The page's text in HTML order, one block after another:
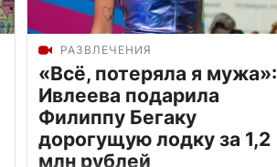
РАЗВЛЕЧЕНИЯ
«Всё, потеряла я мужа»:
Ивлеева подарила
Филиппу Бегаку
дорогущую лодку за 1,2
млн рублей